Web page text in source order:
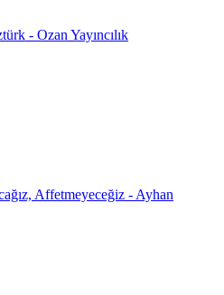
- Ozan Yayıncılık